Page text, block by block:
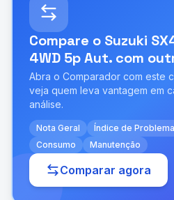
Compare o Suzuki
4WD 5p Aut. com
Abra o Comparador com este
veja quem leva vantagem em
análise.
Nota Geral Índice de
Consumo
Manutenção
Comparar agora